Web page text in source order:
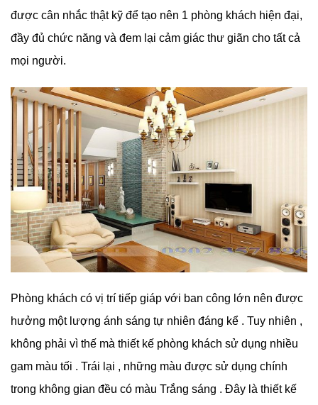
được cân nhắc thật kỹ để tạo nên 1 phòng khách hiện đại,
đầy đủ chức năng và đem lại cảm giác thư giãn cho tất cả
mọi người.
Phòng khách có vị trí tiếp giáp với ban công lớn nên được
hưởng một lượng ánh sáng tự nhiên đáng kể . Tuy nhiên ,
không phải vì thế mà thiết kế phòng khách sử dụng nhiều
gam màu tối . Trái lại , những màu được sử dụng chính
trong không gian đều có màu Trắng sáng . Đây là thiết kế